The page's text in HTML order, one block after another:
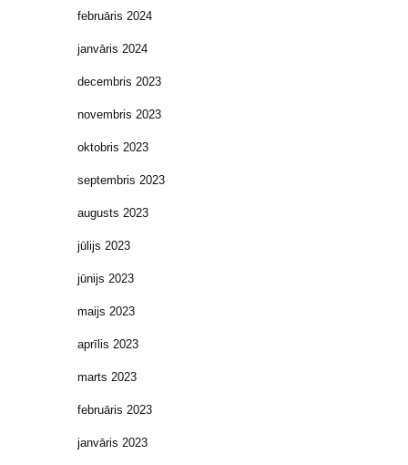
februāris 2024
janvāris 2024
decembris 2023
novembris 2023
oktobris 2023
septembris 2023
augusts 2023
jūlijs 2023
jūnijs 2023
maijs 2023
aprīlis 2023
marts 2023
februāris 2023
janvāris 2023